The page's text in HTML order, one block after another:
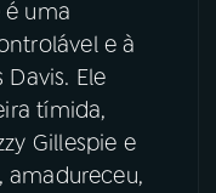
é uma
e à
Ele
tímida,
Gillespie e
amadureceu,